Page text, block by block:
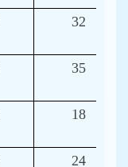
32
35
18
24